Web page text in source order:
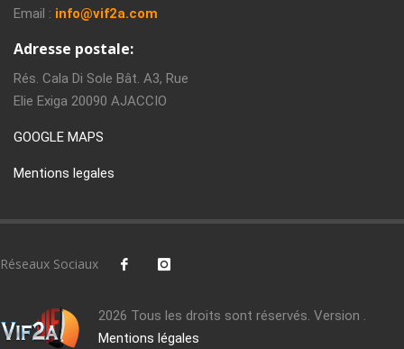
Email : info@vif2a.com
Adresse postale:
Rés. Cala Di Sole Bât. A3, Rue
Elie Exiga 20090 AJACCIO
GOOGLE MAPS
Mentions legales
Réseaux Sociaux
2026 Tous les droits sont réservés. Version .
Mentions légales